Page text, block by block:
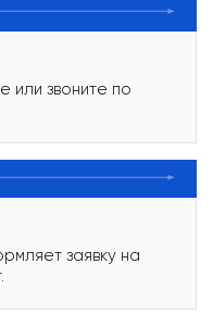
или звоните по
заявку на